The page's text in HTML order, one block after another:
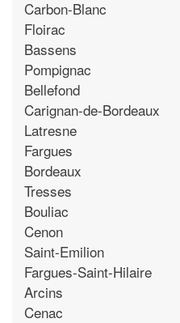
Carbon-Blanc
Floirac
Bassens
Pompignac
Bellefond
Carignan-de-Bordeaux
Latresne
Fargues
Bordeaux
Tresses
Bouliac
Cenon
Saint-Emilion
Fargues-Saint-Hilaire
Arcins
Cenac